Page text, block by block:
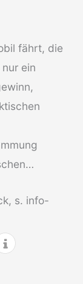
fährt, die
ein
s. info-